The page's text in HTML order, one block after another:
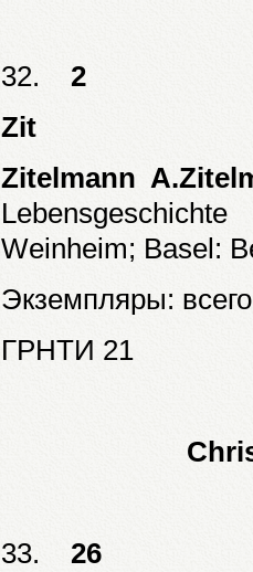
32. 2
Zit
Zitelmann
Weinheim; Basel:
Экземпляры:
ГРНТИ 21
33. 26